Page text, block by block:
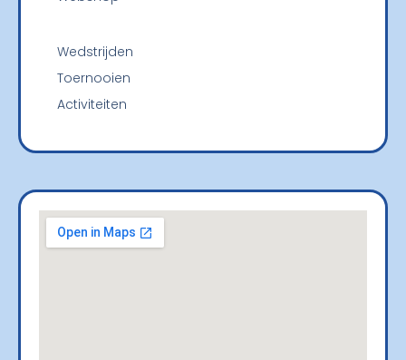
Wedstrijden
Toernooien
Activiteiten